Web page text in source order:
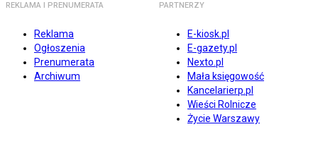
REKLAMA I PRENUMERATA
Reklama
Ogłoszenia
Prenumerata
Archiwum
PARTNERZY
E-kiosk.pl
E-gazety.pl
Nexto.pl
Mała księgowość
Kancelarierp.pl
Wieści Rolnicze
Życie Warszawy